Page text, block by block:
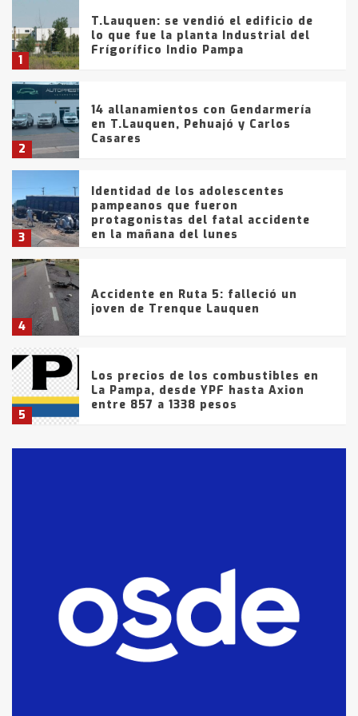
1
T.Lauquen: se vendió el edificio de
lo que fue la planta Industrial del
Frígorífico Indio Pampa
2
14 allanamientos con Gendarmería
en T.Lauquen, Pehuajó y Carlos
Casares
3
Identidad de los adolescentes
pampeanos que fueron
protagonistas del fatal accidente
en la mañana del lunes
4
Accidente en Ruta 5: falleció un
joven de Trenque Lauquen
5
Los precios de los combustibles en
La Pampa, desde YPF hasta Axion
entre 857 a 1338 pesos
fueron detenidos por
comercialización de drogas en la
tarde del sábado
T.Lauquen: se vendió el edificio de
lo que fue la planta Industrial del